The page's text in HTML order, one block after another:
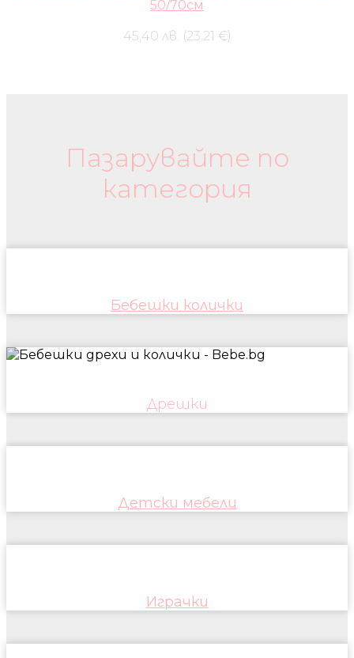
50/70см
45,40 лв. (23.21 €)
Пазарувайте по
категория
Бебешки колички
Дрешки
Детски мебели
Играчки